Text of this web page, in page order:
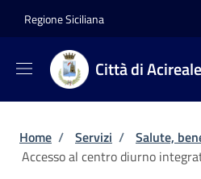
Regione Siciliana
Città di Acireale
Briciole di pane
Home / Servizi / Salute,
Accesso al centro diurno